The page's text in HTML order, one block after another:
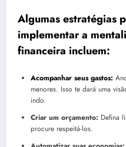
Algumas estratégias
implementar a
financeira incluem:
Acompanhar seus gastos:
menores. Isso te dará uma
indo.
Criar um orçamento: Defina
procure respeitá-los.